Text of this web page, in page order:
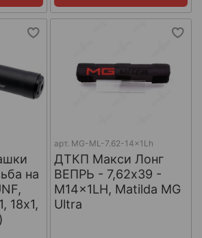
на
18х1,
арт. MG-ML-7.62-14x1Lh
ДТКП Макси Лонг
ВЕПРЬ - 7,62x39 -
M14x1LH, Matilda MG
Ultra